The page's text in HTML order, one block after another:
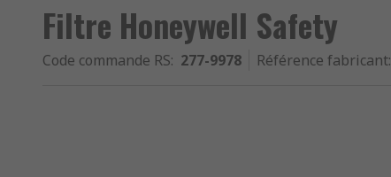
Filtre Honeywell Safety
Code commande RS: 277-9978 Référence fabricant: